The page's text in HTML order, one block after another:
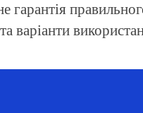
гарантія